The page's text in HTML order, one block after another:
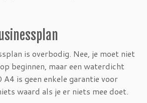
is overbodig. Nee, je moet niet
beginnen, maar een waterdicht
A4 is geen enkele garantie voor
waard als je er niets mee doet.